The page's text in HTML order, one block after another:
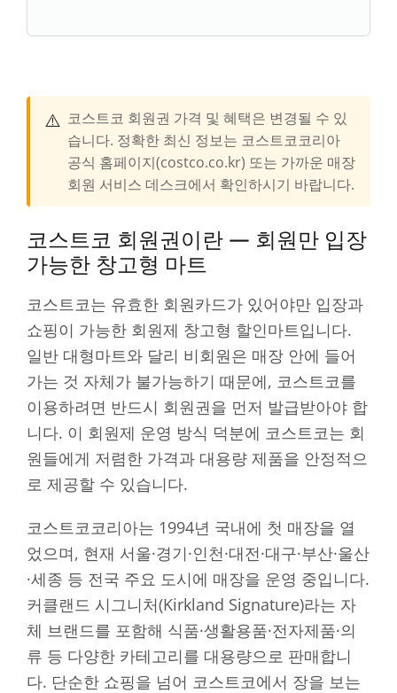
⚠️ 코스트코 회원권 가격 및 혜택은 변경될 수 있
습니다. 정확한 최신 정보는 코스트코코리아
공식 홈페이지(costco.co.kr) 또는 가까운 매장
회원 서비스 데스크에서 확인하시기 바랍니다.
코스트코 회원권이란 — 회원만 입장
가능한 창고형 마트
코스트코는 유효한 회원카드가 있어야만 입장과
쇼핑이 가능한 회원제 창고형 할인마트입니다.
일반 대형마트와 달리 비회원은 매장 안에 들어
가는 것 자체가 불가능하기 때문에, 코스트코를
이용하려면 반드시 회원권을 먼저 발급받아야 합
니다. 이 회원제 운영 방식 덕분에 코스트코는 회
원들에게 저렴한 가격과 대용량 제품을 안정적으
로 제공할 수 있습니다.
코스트코코리아는 1994년 국내에 첫 매장을 열
었으며, 현재 서울·경기·인천·대전·대구·부산·울산
·세종 등 전국 주요 도시에 매장을 운영 중입니다.
커클랜드 시그니처(Kirkland Signature)라는 자
체 브랜드를 포함해 식품·생활용품·전자제품·의
류 등 다양한 카테고리를 대용량으로 판매합니
다. 단순한 쇼핑을 넘어 코스트코에서 장을 보는